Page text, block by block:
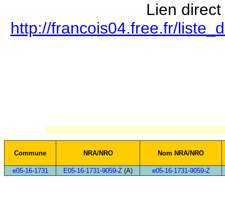
Lien
http://francois04.free.fr/
Commune NRA/NRO Nom NRA/NRO
e05-16-1731 E05-16-1731-9059-Z (A) e05-16-1731-9059-Z